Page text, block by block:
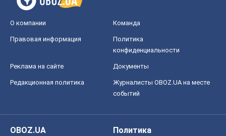
О компании Команда
Правовая информация
Политика
конфиденциальности
Реклама на сайте Документы
Редакционная политика
Журналисты OBOZ.UA на месте
событий
OBOZ.UA
Политика